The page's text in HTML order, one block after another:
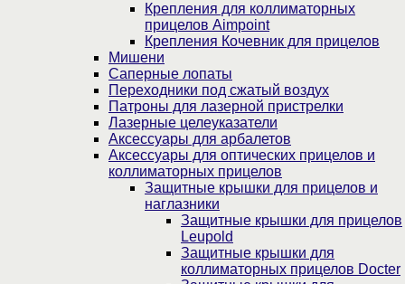
Крепления для коллиматорных
прицелов Aimpoint
Крепления Кочевник для прицелов
Мишени
Саперные лопаты
Переходники под сжатый воздух
Патроны для лазерной пристрелки
Лазерные целеуказатели
Аксессуары для арбалетов
Аксессуары для оптических прицелов и
коллиматорных прицелов
Защитные крышки для прицелов и
наглазники
Защитные крышки для прицелов
Leupold
Защитные крышки для
коллиматорных прицелов Docter